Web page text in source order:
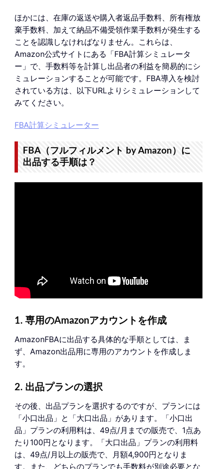
ほかには、在庫の返送や購入者返品手数料、所有権放
棄手数料、加えて納品不備受領作業手数料が発生する
ことを認識しなければなりません。これらは、
Amazon公式サイトにある「FBA計算シミュレータ
ー」で、手数料等を計算し出品者の利益を簡易的にシ
ミュレーションすることが可能です。FBA導入を検討
されている方は、以下URLよりシミュレーションして
みてください。
FBA計算シミュレーター
FBA（フルフィルメント by Amazon）に
出品する手順は？
1. 専用のAmazonアカウントを作成
AmazonFBAに出品する具体的な手順としては、ま
ず、Amazon出品用に専用のアカウントを作成しま
す。
2. 出品プランの選択
その後、出品プランを選択するのですが、プランには
「小口出品」と「大口出品」があります。「小口出
品」プランの利用料は、49点/月までの販売で、1点あ
たり100円となります。「大口出品」プランの利用料
は、49点/月以上の販売で、月額4,900円となりま
す。また、どちらのプランでも手数料が別途必要とな